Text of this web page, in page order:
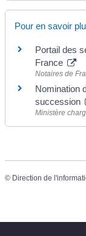
Pour en savoir
Portail des
France
Notaires de
Nomination
succession
Ministère
© Direction de